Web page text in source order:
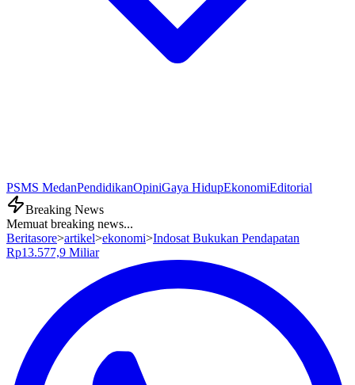
PSMS MedanPendidikanOpiniGaya HidupEkonomiEditorial
Breaking News
Memuat breaking news...
Beritasore>artikel>ekonomi>Indosat Bukukan Pendapatan
Rp13.577,9 Miliar